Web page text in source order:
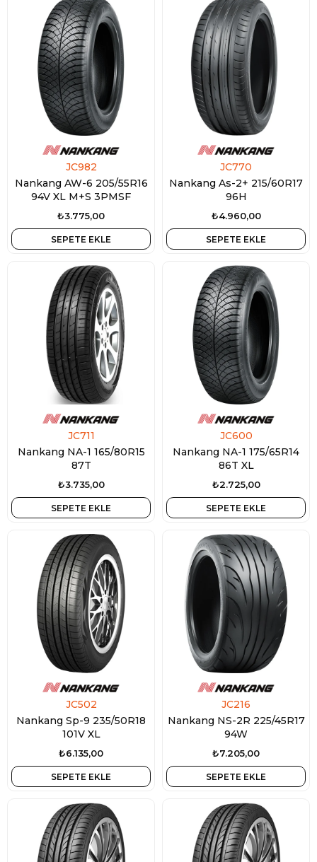
JC982
Nankang AW-6 205/55R16
94V XL M+S 3PMSF
₺3.775,00
SEPETE EKLE
JC770
Nankang As-2+ 215/60R17
96H
₺4.960,00
SEPETE EKLE
JC711
Nankang NA-1 165/80R15
87T
₺3.735,00
SEPETE EKLE
JC600
Nankang NA-1 175/65R14
86T XL
₺2.725,00
SEPETE EKLE
JC502
Nankang Sp-9 235/50R18
101V XL
₺6.135,00
SEPETE EKLE
JC216
Nankang NS-2R 225/45R17
94W
₺7.205,00
SEPETE EKLE